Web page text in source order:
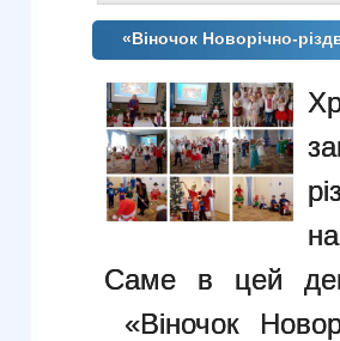
«Віночок Новорічно-
Саме в цей
«Віночок